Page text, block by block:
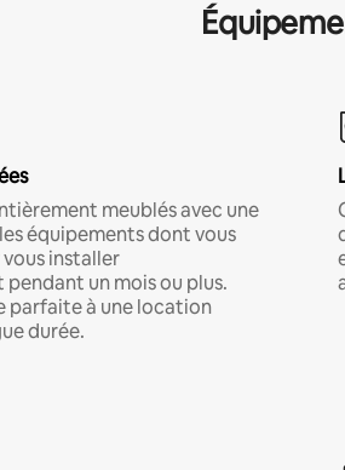
meublés avec une
équipements dont vous
installer
un mois ou plus.
parfaite à une location
durée.